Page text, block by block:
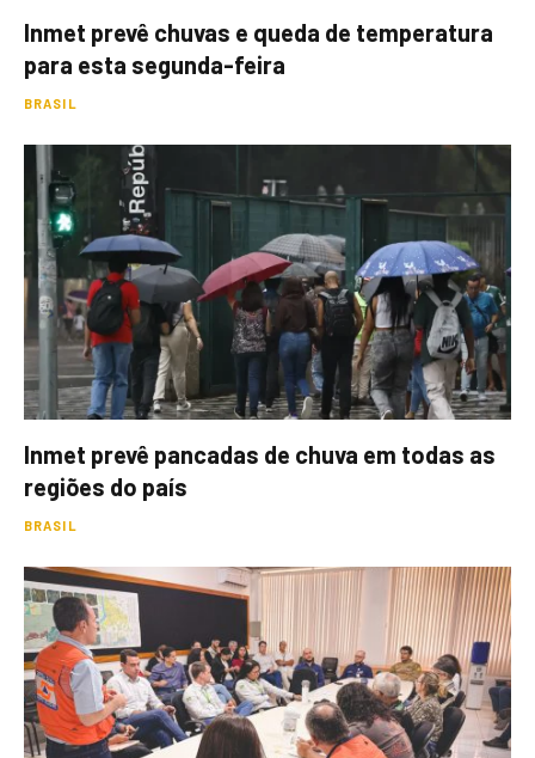
Inmet prevê chuvas e queda de temperatura
para esta segunda-feira
BRASIL
Inmet prevê pancadas de chuva em todas as
regiões do país
BRASIL